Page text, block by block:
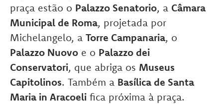
praça estão o Palazzo Senatorio, a Câmara
Municipal de Roma, projetada por
Michelangelo, a Torre Campanaria, o
Palazzo Nuovo e o Palazzo dei
Conservatori, que abriga os Museus
Capitolinos. Também a Basílica de Santa
Maria in Aracoeli fica próxima à praça.